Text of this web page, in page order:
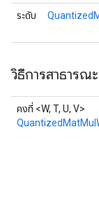
ระดับ
วิธีการสาธารณะ
คงที่ <W, T, U, V>